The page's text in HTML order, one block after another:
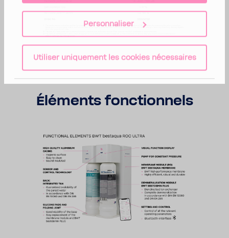
Personnaliser
Utiliser uniquement les cookies nécessaires
Éléments fonc­tion­nels